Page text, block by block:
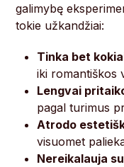
galimybę
tokie užkandžiai:
Tinka bet
iki romantiškos
Lengvai
pagal turimus
Atrodo
visuomet
Nereikalauja